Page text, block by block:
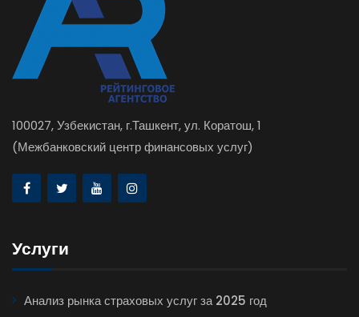
100027, Узбекистан, г.Ташкент, ул. Коратош, 1
(Межбанковский центр финансовых услуг)
Услуги
Анализ рынка страховых услуг за 2025 год